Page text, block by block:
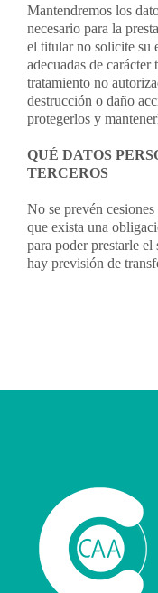
Mantendremos los
necesario para la
el titular no solicite su
adecuadas de
tratamiento no
destrucción o daño
protegerlos y
QUÉ DATOS
TERCEROS
No se prevén
que exista una
para poder prestarle
hay previsión de